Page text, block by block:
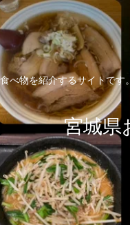
べ物を紹介するサイトで
宮城県